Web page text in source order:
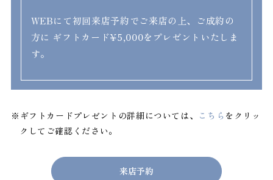
WEBにて初回来店予約でご来店の上、ご成約の
方に ギフトカード¥5,000をプレゼントいたしま
す。
※ギフトカードプレゼントの詳細については、 こちら をクリッ
クしてご確認ください。
来店予約